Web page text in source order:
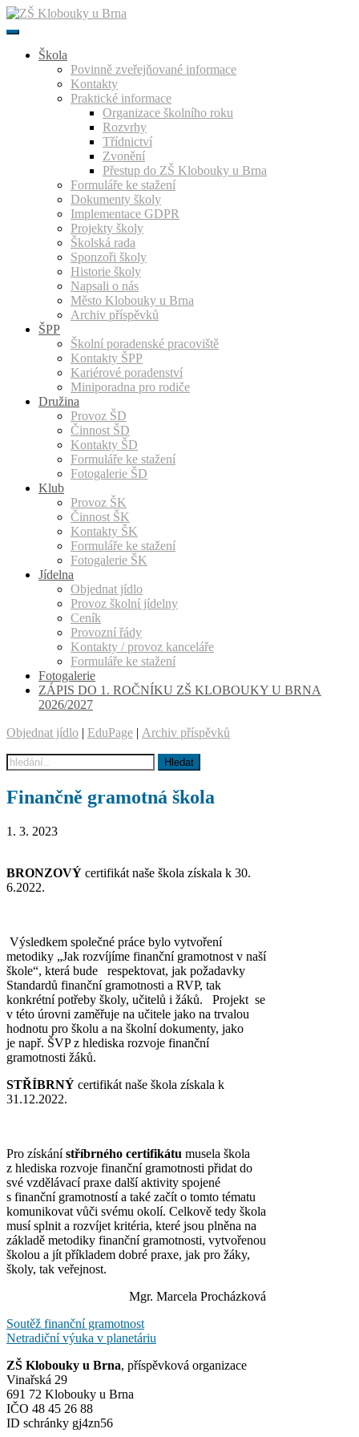
Přeskočit
k
Škola
Povinně zveřejňované informace
Kontakty
Praktické informace
Organizace školního roku
Rozvrhy
Třídnictví
Zvonění
Přestup do ZŠ Klobouky u Brna
Formuláře ke stažení
Dokumenty školy
Implementace GDPR
Projekty školy
Školská rada
Sponzoři školy
Historie školy
Napsali o nás
Město Klobouky u Brna
Archiv příspěvků
ŠPP
Školní poradenské pracoviště
Kontakty ŠPP
Kariérové poradenství
Miniporadna pro rodiče
Družina
Provoz ŠD
Činnost ŠD
Kontakty ŠD
Formuláře ke stažení
Fotogalerie ŠD
Klub
Provoz ŠK
Činnost ŠK
Kontakty ŠK
Formuláře ke stažení
Fotogalerie ŠK
Jídelna
Objednat jídlo
Provoz školní jídelny
Ceník
Provozní řády
Kontakty / provoz kanceláře
Formuláře ke stažení
Fotogalerie
ZÁPIS DO 1. ROČNÍKU ZŠ KLOBOUKY U BRNA
2026/2027
Objednat jídlo | EduPage | Archiv příspěvků
Finančně gramotná škola
1. 3. 2023
BRONZOVÝ certifikát naše škola získala k 30.
6.2022.
Výsledkem společné práce bylo vytvoření
metodiky „Jak rozvíjíme finanční gramotnost v naší
škole“, která bude respektovat, jak požadavky
Standardů finanční gramotnosti a RVP, tak
konkrétní potřeby školy, učitelů i žáků. Projekt se
v této úrovni zaměřuje na učitele jako na trvalou
hodnotu pro školu a na školní dokumenty, jako
je např. ŠVP z hlediska rozvoje finanční
gramotnosti žáků.
STŘÍBRNÝ certifikát naše škola získala k
31.12.2022.
Pro získánístříbrného certifikátu musela škola
z hlediska rozvoje finanční gramotnosti přidat do
své vzdělávací praxe další aktivity spojené
s finanční gramotností a také začít o tomto tématu
komunikovat vůči svému okolí. Celkově tedy škola
musí splnit a rozvíjet kritéria, které jsou plněna na
základě metodiky finanční gramotnosti, vytvořenou
školou a jít příkladem dobré praxe, jak pro žáky,
školy, tak veřejnost.
Mgr. Marcela Procházková
Navigace
pro
příspěvek
Soutěž finanční gramotnost
Netradiční výuka v planetáriu
ZŠ Klobouky u Brna, příspěvková organizace
Vinařská 29
691 72 Klobouky u Brna
IČO 48 45 26 88
ID schránky gj4zn56